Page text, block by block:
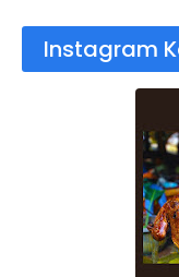
Instagram